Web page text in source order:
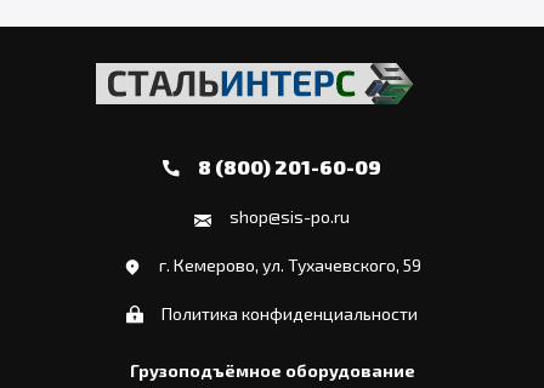
8 (800) 201-60-09
shop@sis-po.ru
г. Кемерово, ул. Тухачевского, 59
Политика конфиденциальности
Грузоподъёмное оборудование